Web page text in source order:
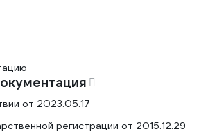
от 2023.05.17
регистрации от 2015.12.29